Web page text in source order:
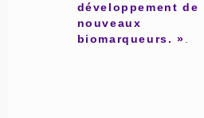
développement de
nouveaux
biomarqueurs. »